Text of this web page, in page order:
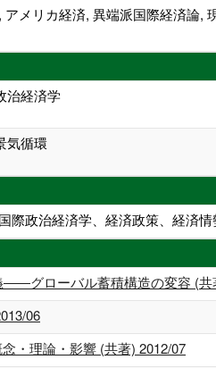
メリカ経済, 異端派国際経済論
治経済学
気循環
際政治経済学、経済政策、経済情
――グローバル蓄積構造の変容 (共
06
・理論・影響 (共著) 2012/07